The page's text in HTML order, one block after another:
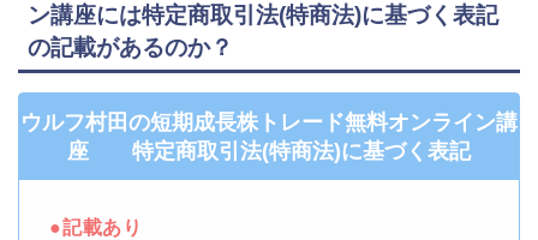
ン講座には特定商取引法(特商法)に基づく表記
の記載があるのか？
ウルフ村田の短期成長株トレード無料オンライン講
座 特定商取引法(特商法)に基づく表記
●記載あり